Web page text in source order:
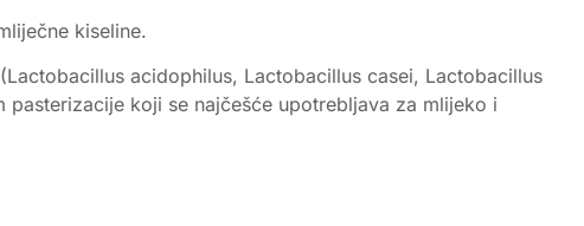
kiseline.
acidophilus, Lactobacillus casei, Lactobacillus
koji se najčešće upotrebljava za mlijeko i